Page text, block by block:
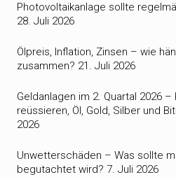
Photovoltaikanlage sollte
28. Juli 2026
Ölpreis, Inflation, Zinsen – wie
zusammen? 21. Juli 2026
Geldanlagen im 2. Quartal 2026
reüssieren, Öl, Gold, Silber und
2026
Unwetterschäden – Was sollte
begutachtet wird? 7. Juli 2026